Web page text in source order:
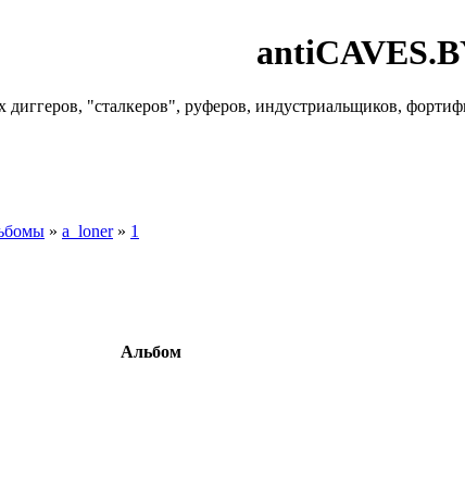
диггеров, "сталкеров", руферов, индустриальщиков,
» a_loner» 1
Альбом